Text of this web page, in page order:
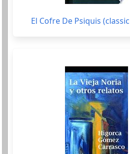
El Cofre De Psiquis